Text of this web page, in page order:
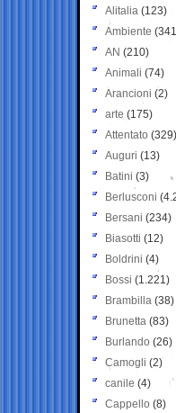
Alitalia (123)
Ambiente
AN (210)
Animali (74)
Arancioni (2)
arte (175)
Attentato (329)
Auguri (13)
Batini (3)
Berlusconi
Bersani (234)
Biasotti (12)
Boldrini (4)
Bossi (1.221)
Brambilla (38)
Brunetta (83)
Burlando (26)
Camogli (2)
canile (4)
Cappello (8)